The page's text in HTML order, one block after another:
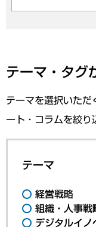
テーマ・タグ
テーマを選択いた
ート・コラムを絞り
テーマ
経営戦略
組織・人事戦
デジタルイノ